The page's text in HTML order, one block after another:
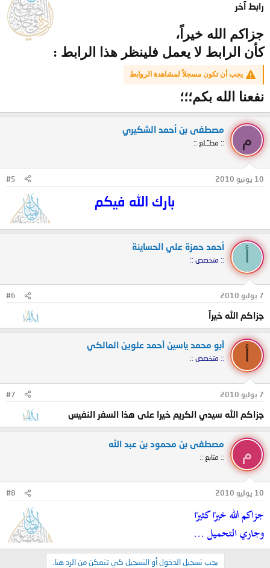
رابط آخر
جزاكم الله خيراً،
كأن الرابط لا يعمل فلينظر هذا الرابط :
يجب أن تكون مسجلاً لمشاهدة الروابط
نفعنا الله بكم؛؛؛
م
مصطفى بن أحمد الشكيري
:: مطـًـلع ::
10 يونيو 2010 #5
بارك الله فيكم
أحمد حمزة علي الحساينة
:: متخصص ::
7 يوليو 2010 #6
جزاكم الله خيراً
أبو محمد ياسين أحمد علوين المالكي
:: متخصص ::
7 يوليو 2010 #7
جزاكم الله سيدي الكريم خيرا على هذا السفر النفيس
م
مصطفى بن محمود بن عبد الله
:: متابع ::
10 يوليو 2010 #8
جزاكم الله خيرًا كثيرًا
وجاري التحميل ...
يجب تسجيل الدخول أو التسجيل كي تتمكن من الرد هنا.